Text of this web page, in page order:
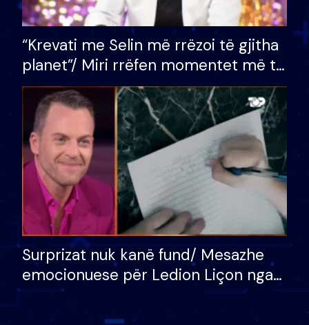
“Krevati me Selin më rrëzoi të gjitha
planet”/ Miri rrëfen momentet më të
bukura në shtëpinë e BB VIP: Do më
mungojë zilja e mëngjesit kur…
Surprizat nuk kanë fund/ Mesazhe
emocionuese për Ledion Liçon nga
nëna dhe fëmijët e tij, moderatori
nuk i mban dot lotët: Nuk meritoj…